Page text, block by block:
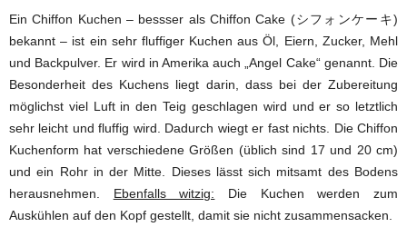
Ein Chiffon Kuchen – bessser als Chiffon Cake (シフォンケーキ)
bekannt – ist ein sehr fluffiger Kuchen aus Öl, Eiern, Zucker, Mehl
und Backpulver. Er wird in Amerika auch „Angel Cake“ genannt. Die
Besonderheit des Kuchens liegt darin, dass bei der Zubereitung
möglichst viel Luft in den Teig geschlagen wird und er so letztlich
sehr leicht und fluffig wird. Dadurch wiegt er fast nichts. Die Chiffon
Kuchenform hat verschiedene Größen (üblich sind 17 und 20 cm)
und ein Rohr in der Mitte. Dieses lässt sich mitsamt des Bodens
herausnehmen. Ebenfalls witzig: Die Kuchen werden zum
Auskühlen auf den Kopf gestellt, damit sie nicht zusammensacken.